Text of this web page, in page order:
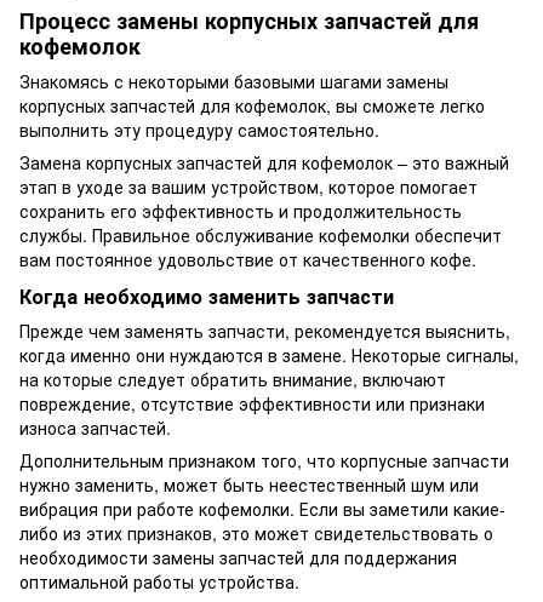
Процесс замены корпусных запчастей для
кофемолок
Знакомясь с некоторыми базовыми шагами замены
корпусных запчастей для кофемолок, вы сможете легко
выполнить эту процедуру самостоятельно.
Замена корпусных запчастей для кофемолок – это важный
этап в уходе за вашим устройством, которое помогает
сохранить его эффективность и продолжительность
службы. Правильное обслуживание кофемолки обеспечит
вам постоянное удовольствие от качественного кофе.
Когда необходимо заменить запчасти
Прежде чем заменять запчасти, рекомендуется выяснить,
когда именно они нуждаются в замене. Некоторые сигналы,
на которые следует обратить внимание, включают
повреждение, отсутствие эффективности или признаки
износа запчастей.
Дополнительным признаком того, что корпусные запчасти
нужно заменить, может быть неестественный шум или
вибрация при работе кофемолки. Если вы заметили какие-
либо из этих признаков, это может свидетельствовать о
необходимости замены запчастей для поддержания
оптимальной работы устройства.